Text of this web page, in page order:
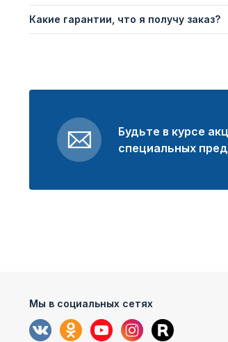
Какие гарантии, что я получу заказ?
Будьте в курсе
специальных
Мы в социальных сетях